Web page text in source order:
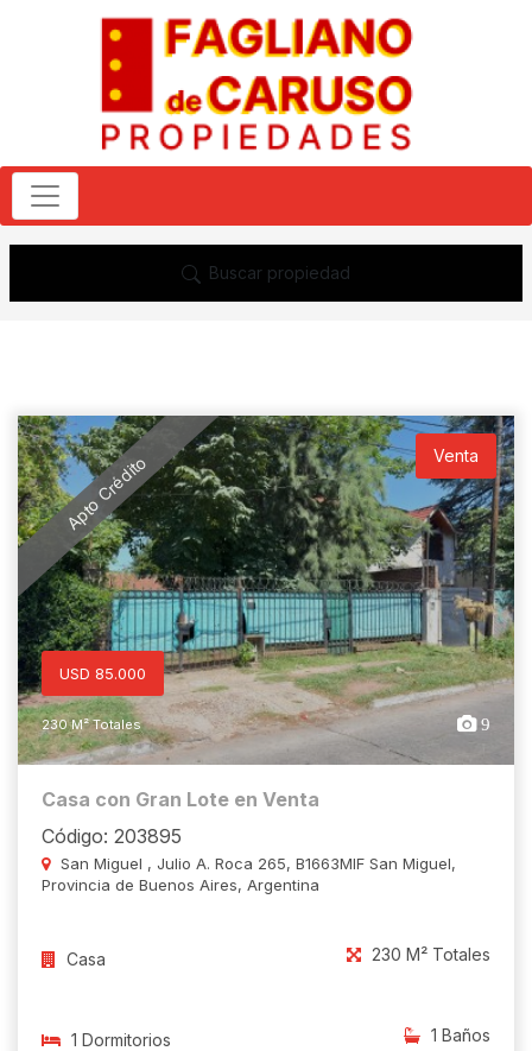
Buscar propiedad
Apto Crédito Venta
USD 85.000
230 M² Totales 9
Casa con Gran Lote en Venta
Código: 203895
San Miguel , Julio A. Roca 265, B1663MIF San Miguel,
Provincia de Buenos Aires, Argentina
Casa 230 M² Totales
1 Dormitorios 1 Baños